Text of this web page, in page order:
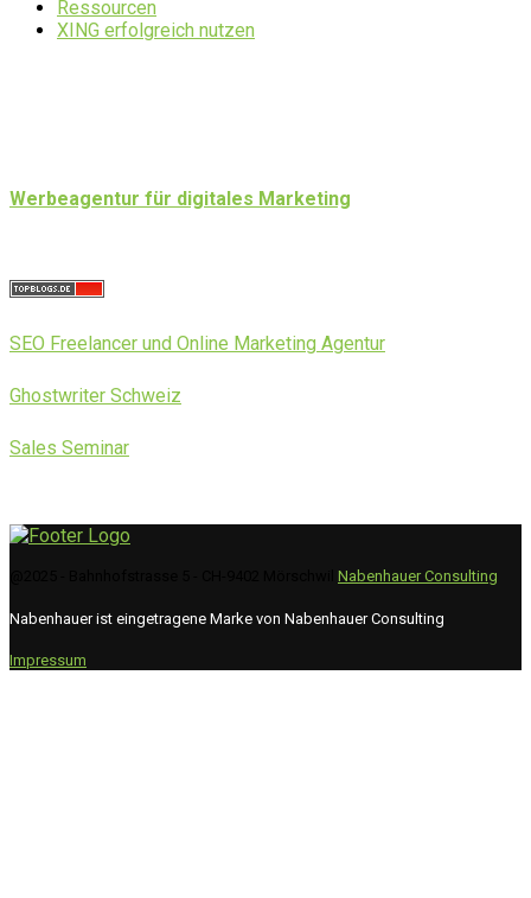
Ressourcen
XING erfolgreich nutzen
Werbeagentur für digitales Marketing
SEO Freelancer und Online Marketing Agentur
Ghostwriter Schweiz
Sales Seminar
Nabenhauer Consulting
Nabenhauer ist eingetragene Marke von Nabenhauer Consulting
Impressum